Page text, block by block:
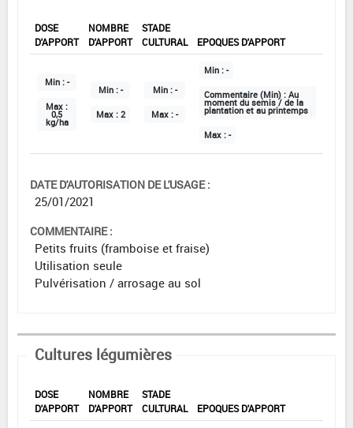
DOSE
D'APPORT
NOMBRE
D'APPORT
STADE
CULTURAL
EPOQUES D'APPORT
Min : -
Max :
0,5
kg/ha
Min : -
Max : 2
Min : -
Max : -
Min : -
Commentaire (Min) : Au
moment du semis / de la
plantation et au printemps
Max : -
DATE D'AUTORISATION DE L'USAGE :
25/01/2021
COMMENTAIRE :
Petits fruits (framboise et fraise)
Utilisation seule
Pulvérisation / arrosage au sol
Cultures légumières
DOSE
D'APPORT
NOMBRE
D'APPORT
STADE
CULTURAL
EPOQUES D'APPORT